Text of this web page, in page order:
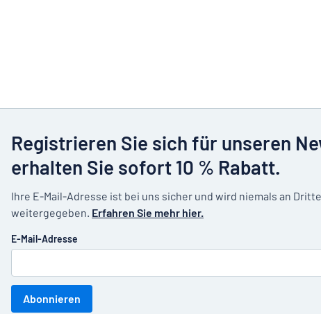
Registrieren Sie sich für unseren
erhalten Sie sofort 10 % Rabatt.
Ihre E-Mail-Adresse ist bei uns sicher und wird niemals an Dritte
weitergegeben. Erfahren Sie mehr hier.
E-Mail-Adresse
Abonnieren